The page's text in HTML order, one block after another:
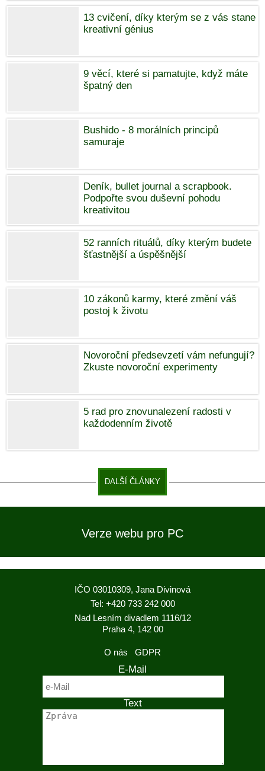
13 cvičení, díky kterým se z vás stane
kreativní génius
9 věcí, které si pamatujte, když máte
špatný den
Bushido - 8 morálních principů
samuraje
Deník, bullet journal a scrapbook.
Podpořte svou duševní pohodu
kreativitou
52 ranních rituálů, díky kterým budete
šťastnější a úspěšnější
10 zákonů karmy, které změní váš
postoj k životu
Novoroční předsevzetí vám nefungují?
Zkuste novoroční experimenty
5 rad pro znovunalezení radosti v
každodenním životě
DALŠÍ ČLÁNKY
Verze webu pro PC
IČO 03010309, Jana Divinová
Tel: +420 733 242 000
Nad Lesním divadlem 1116/12
Praha 4, 142 00
O nás GDPR
E-Mail
Text